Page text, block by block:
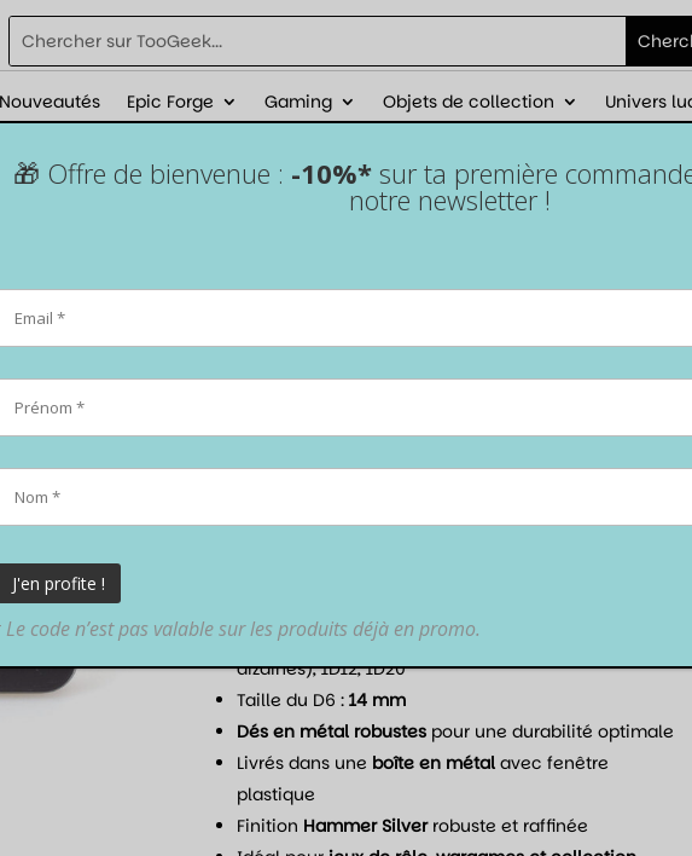
Nouveautés Epic Forge Gaming Objets de collection Univers
de 5% de réduction sur ta première commande
Lot de 7 dés pour JDR en
Set complet de 7 dés : 1D4, 1D6, 1D8, 2D10 (unités et
dizaines), 1D12, 1D20
Taille du D6 :14 mm
Dés en métal robustes pour une durabilité optimale
Livrés dans une boîte en métal avec fenêtre
plastique
Finition Hammer Silverrobuste et raffinée
🎁 Offre de bienvenue : -10%* sur ta première
notre newsletter !
Le code n’est pas valable sur les produits déjà en promo.